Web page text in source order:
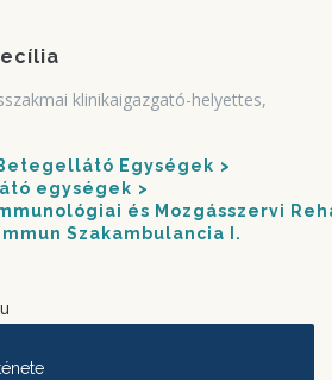
klinikaigazgató-helyettes,
Egységek
egységek
és Mozgásszervi
Szakambulancia I.